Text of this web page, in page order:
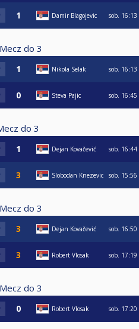
Damir Blagojevic sob. 16:13
Mecz do 3
Nikola Selak sob. 16:13
Steva Pajic sob. 16:45
do 3
Dejan Kovačević sob. 16:44
Slobodan Knezevic sob. 15:56
Mecz do 3
Dejan Kovačević sob. 16:50
Robert Vlosak sob. 17:19
Mecz do 3
Robert Vlosak sob. 17:20